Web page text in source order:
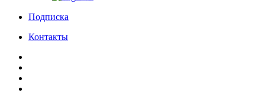
Подписка
Контакты